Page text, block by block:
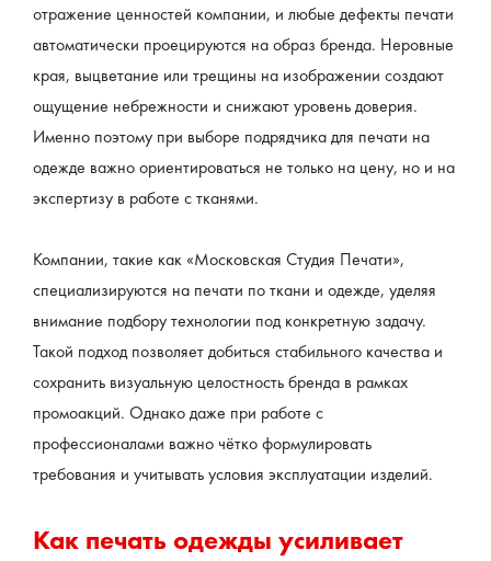
отражение ценностей компании, и любые дефекты печати
автоматически проецируются на образ бренда. Неровные
края, выцветание или трещины на изображении создают
ощущение небрежности и снижают уровень доверия.
Именно поэтому при выборе подрядчика для печати на
одежде важно ориентироваться не только на цену, но и на
экспертизу в работе с тканями.
Компании, такие как «Московская Студия Печати»,
специализируются на печати по ткани и одежде, уделяя
внимание подбору технологии под конкретную задачу.
Такой подход позволяет добиться стабильного качества и
сохранить визуальную целостность бренда в рамках
промоакций. Однако даже при работе с
профессионалами важно чётко формулировать
требования и учитывать условия эксплуатации изделий.
Как печать одежды усиливает